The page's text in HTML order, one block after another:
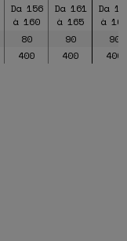
Da 156
à 160
Da 161
à 165
Da
à
80 90
90
400 400 400